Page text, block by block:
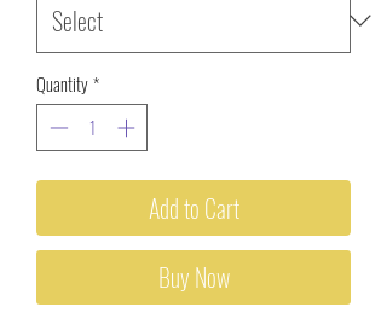
Quantity*
Add to Cart
Buy Now